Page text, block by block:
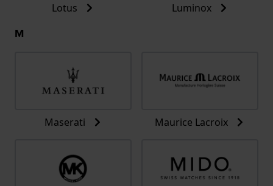
Lotus Luminox
M
Maserati Maurice Lacroix